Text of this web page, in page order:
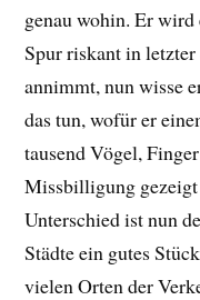
genau wohin. Er
Spur riskant in
annimmt, nun wisse
das tun, wofür er
tausend Vögel,
Missbilligung gezeigt
Unterschied ist nun
Städte ein gutes
vielen Orten der